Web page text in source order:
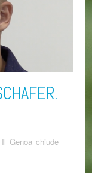
Genoa chiude